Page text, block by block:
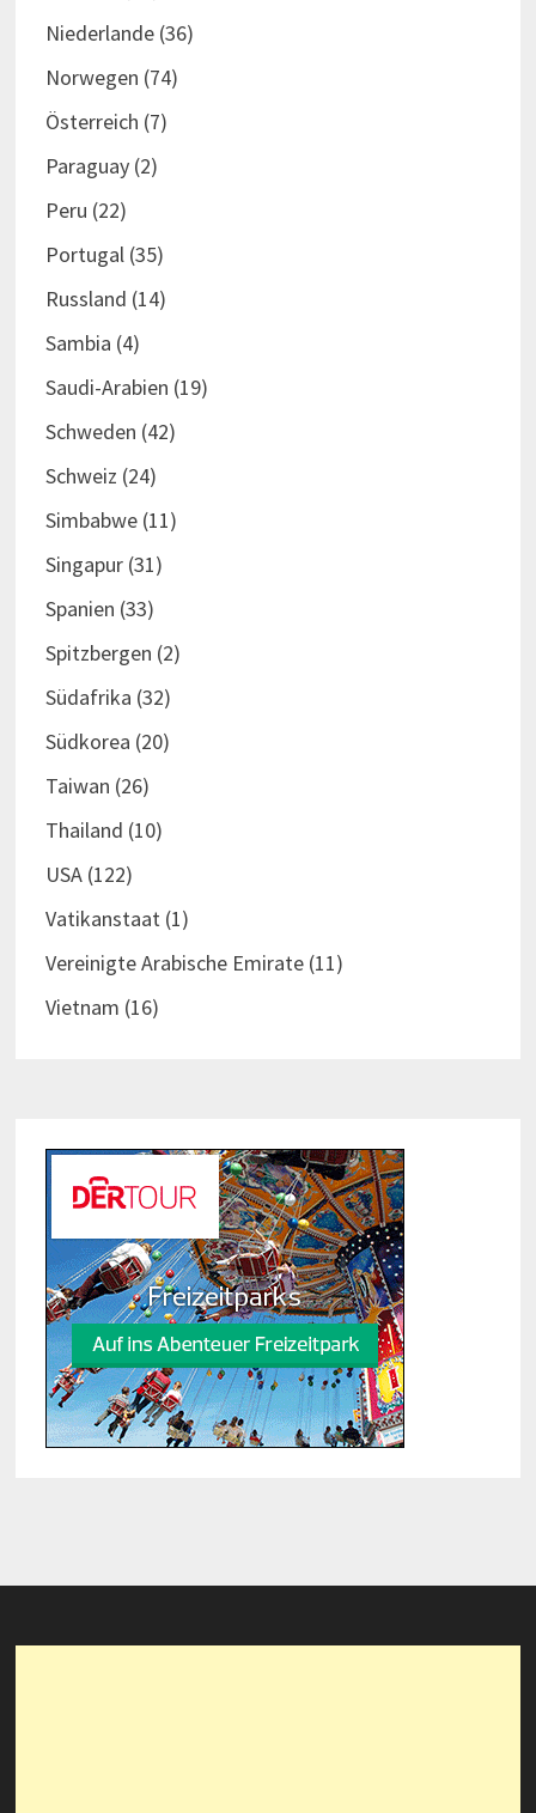
Niederlande(36)
Norwegen (74)
Österreich (7)
Paraguay(2)
Peru (22)
Portugal(35)
Russland (14)
Sambia (4)
Saudi-Arabien (19)
Schweden (42)
Schweiz (24)
Simbabwe(11)
Singapur(31)
Spanien (33)
Spitzbergen (2)
Südafrika (32)
Südkorea (20)
Taiwan (26)
Thailand (10)
USA(122)
Vatikanstaat(1)
Vereinigte Arabische Emirate(11)
Vietnam (16)